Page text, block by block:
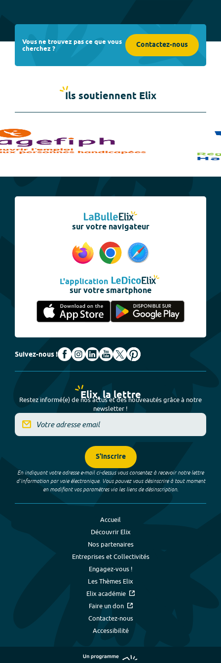
Vous ne trouvez pas ce que vous
cherchez ? Contactez-nous
Ils soutiennent Elix
sur votre navigateur
L'application
sur votre smartphone
Suivez-nous !
Elix, la lettre
Restez informé(e) de nos actus et des nouveautés grâce à notre
newsletter !
S'inscrire
En indiquant votre adresse e-mail ci-dessus vous consentez à recevoir notre lettre
d’information par voie électronique. Vous pouvez vous désinscrire à tout moment
en modifiant vos paramètres via les liens de désinscription.
Accueil
Découvrir Elix
Nos partenaires
Entreprises et Collectivités
Engagez-vous !
Les Thèmes Elix
Elix académie
Faire un don
Contactez-nous
Accessibilité